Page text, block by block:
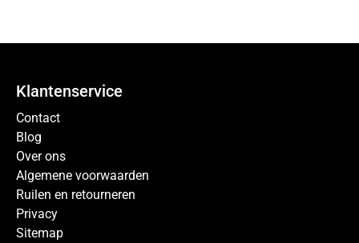
Klantenservice
Contact
Blog
Over ons
Algemene voorwaarden
Ruilen en retourneren
Privacy
Sitemap